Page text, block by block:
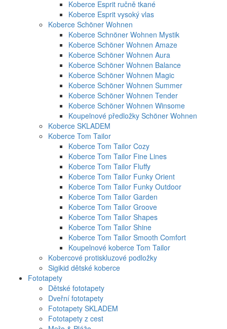
Koberce Esprit ručně tkané
Koberce Esprit vysoký vlas
Koberce Schöner Wohnen
Koberce Schnöner Wohnen Mystik
Koberce Schöner Wohnen Amaze
Koberce Schöner Wohnen Aura
Koberce Schöner Wohnen Balance
Koberce Schöner Wohnen Magic
Koberce Schöner Wohnen Summer
Koberce Schöner Wohnen Tender
Koberce Schöner Wohnen Winsome
Koupelnové předložky Schöner Wohnen
Koberce SKLADEM
Koberce Tom Tailor
Koberce Tom Tailor Cozy
Koberce Tom Tailor Fine Lines
Koberce Tom Tailor Fluffy
Koberce Tom Tailor Funky Orient
Koberce Tom Tailor Funky Outdoor
Koberce Tom Tailor Garden
Koberce Tom Tailor Groove
Koberce Tom Tailor Shapes
Koberce Tom Tailor Shine
Koberce Tom Tailor Smooth Comfort
Koupelnové koberce Tom Tailor
Kobercové protiskluzové podložky
Sigikid dětské koberce
Fototapety
Dětské fototapety
Dveřní fototapety
Fototapety SKLADEM
Fototapety z cest